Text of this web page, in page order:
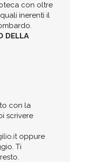
con oltre
inerenti il
DELLA
con la
scrivere
oppure
Ti